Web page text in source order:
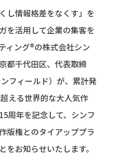
し情報格差をなくす」を
を活用して企業の集客を
ィング®の株式会社シン
都千代田区、代表取締
フィールド）が、累計発
える世界的な大人気作
周年を記念して、シンフ
版権とのタイアッププラ
をお知らせいたします。